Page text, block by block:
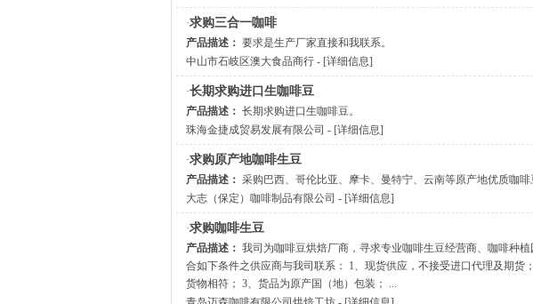
·求购三合一咖啡
产品描述： 要求是生产厂家直接和我联系。
中山市石岐区澳大食品商行- [详细信息]
·长期求购进口生咖啡豆
产品描述： 长期求购进口生咖啡豆。
珠海金捷成贸易发展有限公司 - [详细信息]
·求购原产地咖啡生豆
产品描述： 采购巴西、哥伦比亚、摩卡、曼特宁、云南等原产地优质咖啡
大志（保定）咖啡制品有限公司 - [详细信息]
·求购咖啡生豆
产品描述： 我司为咖啡豆烘焙厂商，寻求专业咖啡生豆经营商、咖啡种
合如下条件之供应商与我司联系： 1、现货供应，不接受进口代理及期货
货物相符； 3、货品为原产国（地）包装； ...